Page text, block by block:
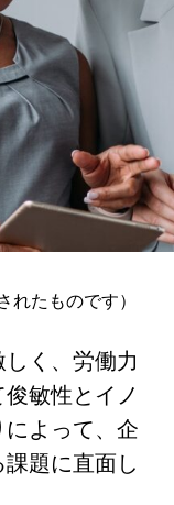
れたものです）
く、労働力
敏性とイノ
よって、企
題に直面し